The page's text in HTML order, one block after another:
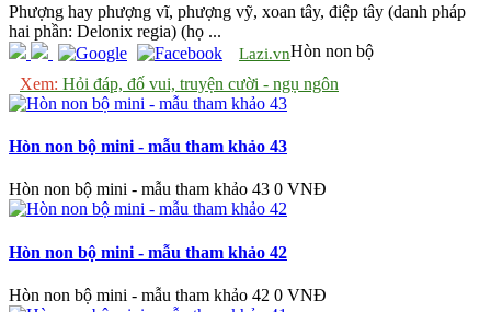
Phượng hay phượng vĩ, phượng vỹ, xoan tây, điệp tây (danh pháp
hai phần: Delonix regia) (họ ...
Lazi.vn
Xem: Hỏi đáp, đố vui, truyện cười - ngụ ngôn
Hòn non bộ
Hòn non bộ mini - mẫu tham khảo 43
Hòn non bộ mini - mẫu tham khảo 43 0 VNĐ
Hòn non bộ mini - mẫu tham khảo 42
Hòn non bộ mini - mẫu tham khảo 42 0 VNĐ